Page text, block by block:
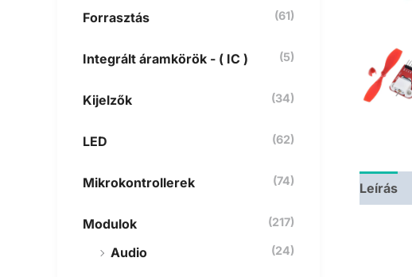
ő
e
Forrasztás (61)
Integrált áramkörök - ( IC ) (5)
Kijelzők (34)
LED (62)
Mikrokontrollerek (74)
Modulok (217)
Audio (24)
Leírás